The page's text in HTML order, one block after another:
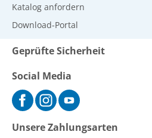
Katalog anfordern
Download-Portal
Geprüfte Sicherheit
Social Media
Unsere Zahlungsarten